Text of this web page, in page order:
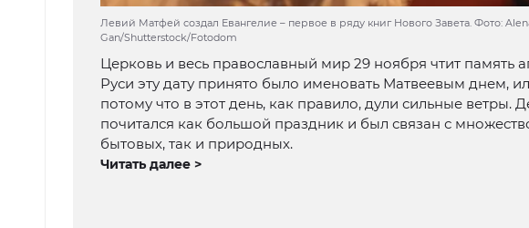
Левий Матфей создал Евангелие – первое в ряду книг Нового Завета. Фото:
Gan/Shutterstock/Fotodom
Церковь и весь православный мир 29 ноября чтит память
Руси эту дату принято было именовать Матвеевым днем,
потому что в этот день, как правило, дули сильные ветры.
почитался как большой праздник и был связан с
бытовых, так и природных.
Читать далее >